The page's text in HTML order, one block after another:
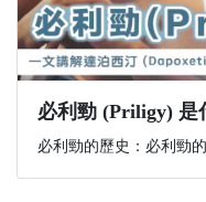
必利勁的歷史：必利勁